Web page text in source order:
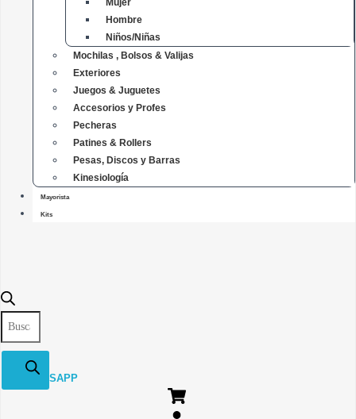
Mujer
Hombre
Niños/Niñas
Mochilas , Bolsos & Valijas
Exteriores
Juegos & Juguetes
Accesorios y Profes
Pecheras
Patines & Rollers
Pesas, Discos y Barras
Kinesiología
Mayorista
Kits
de
productos
WHATSAPP